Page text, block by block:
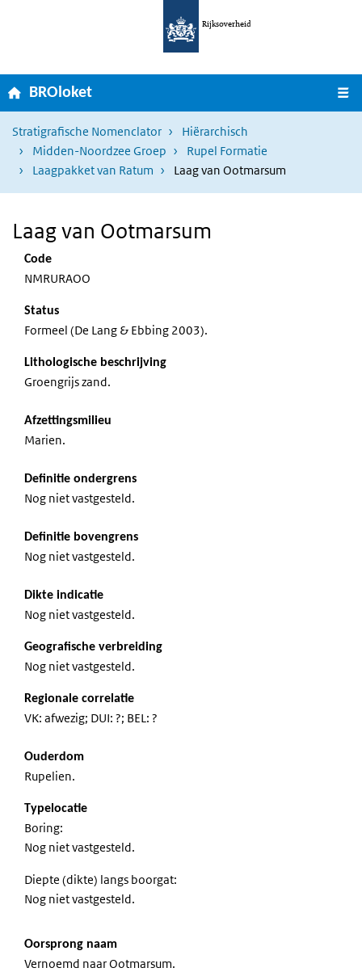
Overslaan en naar de inhoud gaan
Rijksoverheid
Home
BROloket
Stratigrafische Nomenclator
Hiërarchisch
Midden-Noordzee Groep
Rupel Formatie
Laagpakket van Ratum
Laag van Ootmarsum
Laag van Ootmarsum
Code
NMRURAOO
Status
Formeel (De Lang & Ebbing 2003).
Lithologische beschrijving
Groengrijs zand.
Afzettingsmilieu
Marien.
Definitie ondergrens
Nog niet vastgesteld.
Definitie bovengrens
Nog niet vastgesteld.
Dikte indicatie
Nog niet vastgesteld.
Geografische verbreiding
Nog niet vastgesteld.
Regionale correlatie
VK: afwezig; DUI: ?; BEL: ?
Ouderdom
Rupelien.
Typelocatie
Boring:
Nog niet vastgesteld.
Diepte (dikte) langs boorgat:
Nog niet vastgesteld.
Oorsprong naam
Vernoemd naar Ootmarsum.